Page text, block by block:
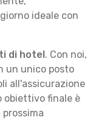
ideale con
di hotel. Con noi,
un unico posto
all'assicurazione
obiettivo finale è